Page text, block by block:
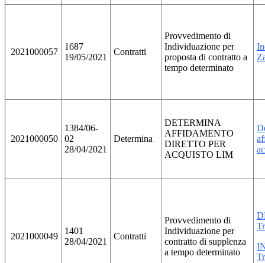
2021000057
1687
19/05/2021
Contratti
Provvedimento di
Individuazione per
proposta di contratto a
tempo determinato
2021000050
1384/06-
02
28/04/2021
Determina
DETERMINA
AFFIDAMENTO
DIRETTO PER
ACQUISTO LIM
2021000049
1401
28/04/2021
Contratti
Provvedimento di
Individuazione per
contratto di supplenza
a tempo determinato